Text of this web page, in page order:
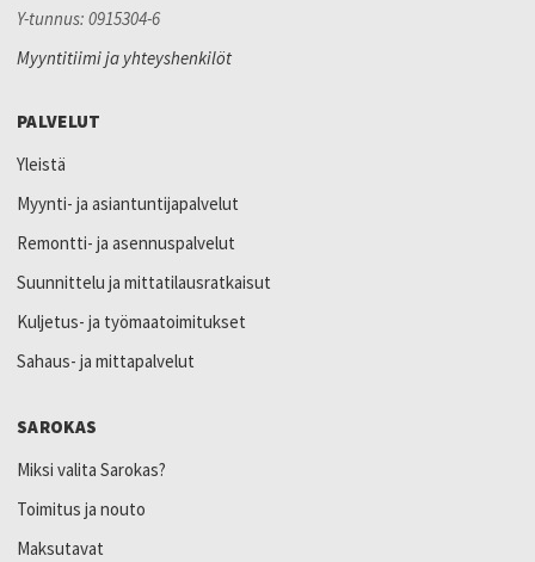
Y-tunnus: 0915304-6
Myyntitiimi ja yhteyshenkilöt
PALVELUT
Yleistä
Myynti- ja asiantuntijapalvelut
Remontti- ja asennuspalvelut
Suunnittelu ja mittatilausratkaisut
Kuljetus- ja työmaatoimitukset
Sahaus- ja mittapalvelut
SAROKAS
Miksi valita Sarokas?
Toimitus ja nouto
Maksutavat